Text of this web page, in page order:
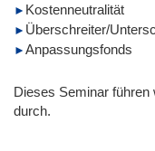
Kostenneutralität
Überschreiter/
Anpassungsfonds
Dieses Seminar führen
durch.